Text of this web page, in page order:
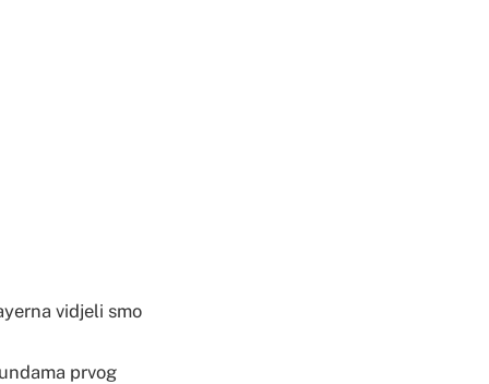
vidjeli smo
prvog